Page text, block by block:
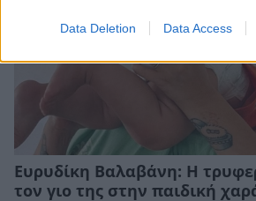
Data Deletion Data Access
Ευρυδίκη Βαλαβάνη: Η
τον γιο της στην παιδική